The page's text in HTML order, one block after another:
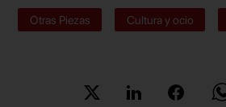
Otras Piezas Cultura y ocio